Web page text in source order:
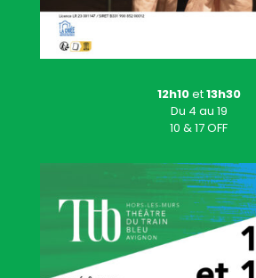
12h10et13h30
Du 4 au 19
10 & 17 OFF